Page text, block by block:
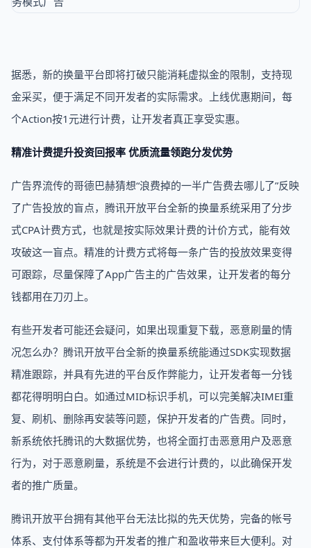
据悉，新的换量平台即将打破只能消耗虚拟金的限制，支持现
金采买，便于满足不同开发者的实际需求。上线优惠期间，每
个Action按1元进行计费，让开发者真正享受实惠。
精准计费提升投资回报率 优质流量领跑分发优势
广告界流传的哥德巴赫猜想“浪费掉的一半广告费去哪儿了”反映
了广告投放的盲点，腾讯开放平台全新的换量系统采用了分步
式CPA计费方式，也就是按实际效果计费的计价方式，能有效
攻破这一盲点。精准的计费方式将每一条广告的投放效果变得
可跟踪，尽量保障了App广告主的广告效果，让开发者的每分
钱都用在刀刃上。
有些开发者可能还会疑问，如果出现重复下载，恶意刷量的情
况怎么办？腾讯开放平台全新的换量系统能通过SDK实现数据
精准跟踪，并具有先进的平台反作弊能力，让开发者每一分钱
都花得明明白白。如通过MID标识手机，可以完美解决IMEI重
复、刷机、删除再安装等问题，保护开发者的广告费。同时，
新系统依托腾讯的大数据优势，也将全面打击恶意用户及恶意
行为，对于恶意刷量，系统是不会进行计费的，以此确保开发
者的推广质量。
腾讯开放平台拥有其他平台无法比拟的先天优势，完备的帐号
体系、支付体系等都为开发者的推广和盈收带来巨大便利。对